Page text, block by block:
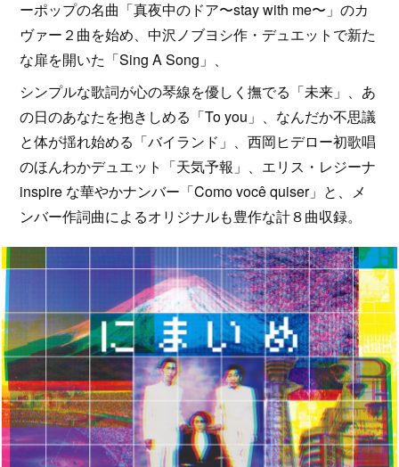
ーポップの名曲「真夜中のドア〜stay with me〜」のカ
ヴァー２曲を始め、中沢ノブヨシ作・デュエットで新た
な扉を開いた「Sing A Song」、
シンプルな歌詞が心の琴線を優しく撫でる「未来」、あ
の日のあなたを抱きしめる「To you」、なんだか不思議
と体が揺れ始める「バイランド」、西岡ヒデロー初歌唱
のほんわかデュエット「天気予報」、エリス・レジーナ
inspire な華やかナンバー「Como você quiser」と、メ
ンバー作詞曲によるオリジナルも豊作な計８曲収録。